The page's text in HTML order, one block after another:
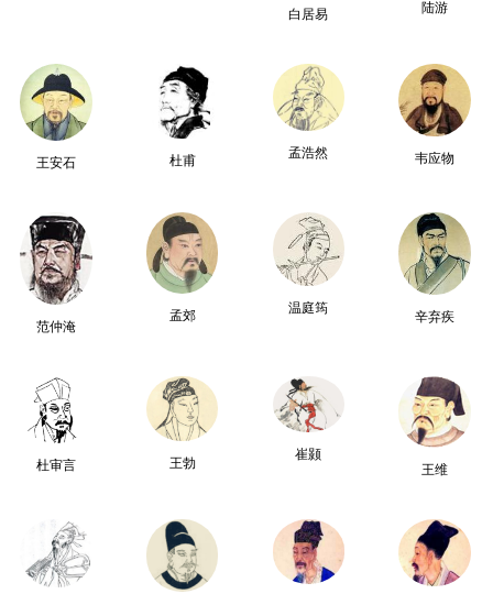
白居易
陆游
王安石 杜甫
孟浩然 韦应物
范仲淹
孟郊
温庭筠
辛弃疾
杜审言 王勃
崔颢
王维